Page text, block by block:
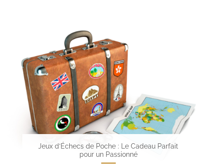
Jeux d’Échecs de Poche : Le Cadeau Parfait
pour un Passionné